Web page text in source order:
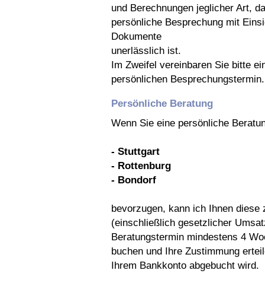
und Berechnungen jeglicher Art,
persönliche Besprechung mit
Dokumente
unerlässlich ist.
Im Zweifel vereinbaren Sie bitte
persönlichen Besprechungstermin.
Persönliche Beratung
Wenn Sie eine persönliche
- Stuttgart
- Rottenburg
- Bondorf
bevorzugen, kann ich Ihnen
(einschließlich gesetzlicher
Beratungstermin mindestens 4
buchen und Ihre Zustimmung
Ihrem Bankkonto abgebucht wird.